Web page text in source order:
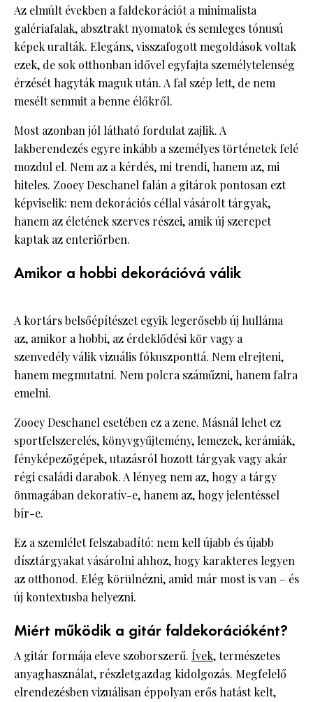
Az elmúlt években a faldekorációt a minimalista
galériafalak, absztrakt nyomatok és semleges tónusú
képek uralták. Elegáns, visszafogott megoldások voltak
ezek, de sok otthonban idővel egyfajta személytelenség
érzését hagyták maguk után. A fal szép lett, de nem
mesélt semmit a benne élőkről.
Most azonban jól látható fordulat zajlik. A
lakberendezés egyre inkább a személyes történetek felé
mozdul el. Nem az a kérdés, mi trendi, hanem az, mi
hiteles. Zooey Deschanel falán a gitárok pontosan ezt
képviselik: nem dekorációs céllal vásárolt tárgyak,
hanem az életének szerves részei, amik új szerepet
kaptak az enteriőrben.
Amikor a hobbi dekorációvá válik
A kortárs belsőépítészet egyik legerősebb új hulláma
az, amikor a hobbi, az érdeklődési kör vagy a
szenvedély válik vizuális fókuszponttá. Nem elrejteni,
hanem megmutatni. Nem polcra száműzni, hanem falra
emelni.
Zooey Deschanel esetében ez a zene. Másnál lehet ez
sportfelszerelés, könyvgyűjtemény, lemezek, kerámiák,
fényképezőgépek, utazásról hozott tárgyak vagy akár
régi családi darabok. A lényeg nem az, hogy a tárgy
önmagában dekoratív-e, hanem az, hogy jelentéssel
bír-e.
Ez a szemlélet felszabadító: nem kell újabb és újabb
dísztárgyakat vásárolni ahhoz, hogy karakteres legyen
az otthonod. Elég körülnézni, amid már most is van – és
új kontextusba helyezni.
Miért működik a gitár faldekorációként?
A gitár formája eleve szoborszerű. Ívek, természetes
anyaghasználat, részletgazdag kidolgozás. Megfelelő
elrendezésben vizuálisan éppolyan erős hatást kelt,